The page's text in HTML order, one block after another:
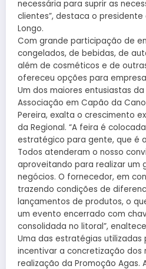
necessária para suprir as
clientes”, destaca o presidente
Longo.
Com grande participação de
congelados, de bebidas, de
além de cosméticos e de
ofereceu opções para
Um dos maiores entusiastas
Associação em Capão da
Pereira, exalta o crescimento
da Regional. “A feira é
estratégico para gente, que é
Todos atenderam o nosso
aproveitando para realizar um
negócios. O fornecedor, em
trazendo condições de
lançamentos de produtos, o
um evento encerrado com
consolidada no litoral”,
Uma das estratégias utilizadas
incentivar a concretização dos
realização da Promoção Agas.